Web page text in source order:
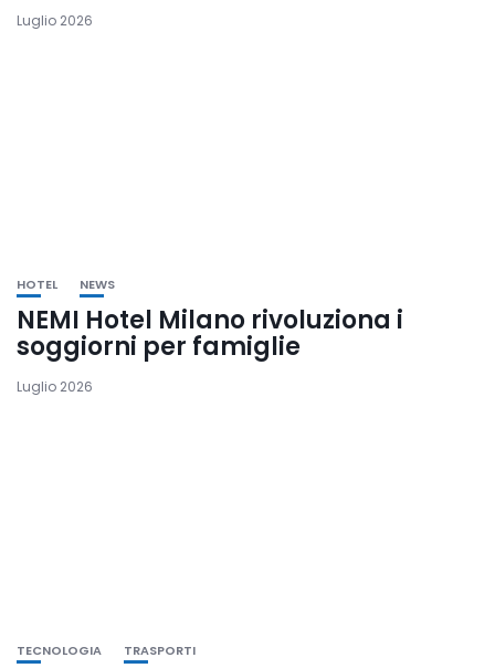
Luglio 2026
HOTEL NEWS
NEMI Hotel Milano rivoluziona i
soggiorni per famiglie
Luglio 2026
TECNOLOGIA TRASPORTI